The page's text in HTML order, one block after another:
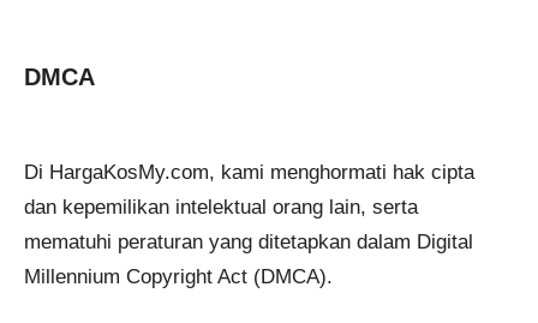
DMCA
Di HargaKosMy.com, kami menghormati hak cipta
dan kepemilikan intelektual orang lain, serta
mematuhi peraturan yang ditetapkan dalam Digital
Millennium Copyright Act (DMCA).